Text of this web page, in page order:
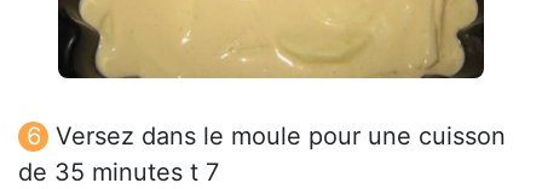
Versez dans le moule pour une cuisson
de 35 minutes t 7